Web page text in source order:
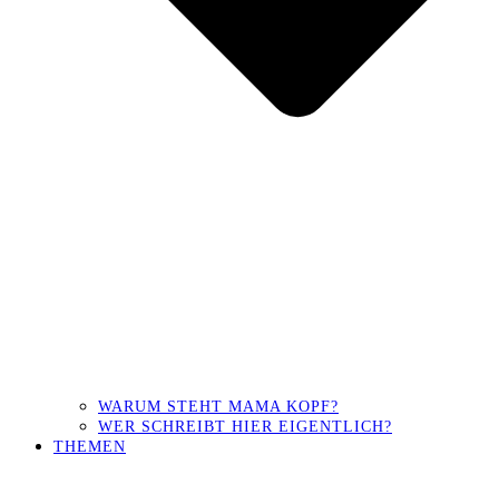
WARUM STEHT MAMA KOPF?
WER SCHREIBT HIER EIGENTLICH?
THEMEN